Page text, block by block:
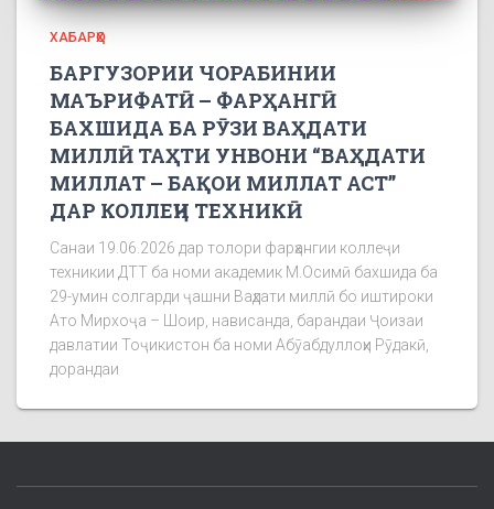
ХАБАРҲО
БАРГУЗОРИИ ЧОРАБИНИИ
МАЪРИФАТӢ – ФАРҲАНГӢ
БАХШИДА БА РӮЗИ ВАҲДАТИ
МИЛЛӢ ТАҲТИ УНВОНИ “ВАҲДАТИ
МИЛЛАТ – БАҚОИ МИЛЛАТ АСТ”
ДАР КОЛЛЕҶИ ТЕХНИКӢ
Санаи 19.06.2026 дар толори фарҳангии коллеҷи
техникии ДТТ ба номи академик М.Осимӣ бахшида ба
29-умин солгарди ҷашни Ваҳдати миллӣ бо иштироки
Ато Мирхоҷа – Шоир, нависанда, барандаи Ҷоизаи
давлатии Тоҷикистон ба номи Абӯабдуллоҳи Рӯдакӣ,
дорандаи